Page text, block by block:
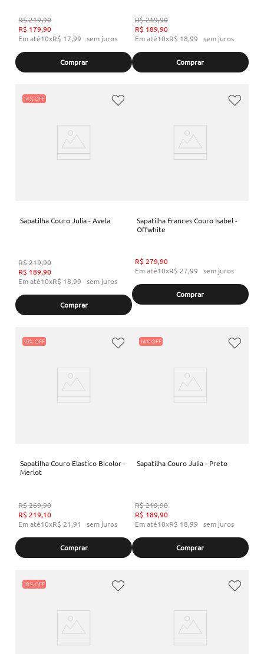
R$219,90
R$ 179,90
Em até10xR$ 17,99 sem juros
Comprar
R$219,90
R$ 189,90
Em até10xR$ 18,99 sem juros
Comprar
14%
Sapatilha Couro Julia - Avela
R$219,90
R$ 189,90
Em até10xR$ 18,99 sem juros
Comprar
Sapatilha Frances Couro Isabel -
Offwhite
R$ 279,90
Em até10xR$ 27,99 sem juros
Comprar
19%
Sapatilha Couro Elastico Bicolor -
Merlot
R$269,90
R$ 219,10
Em até10xR$ 21,91 sem juros
Comprar
14%
Sapatilha Couro Julia - Preto
R$219,90
R$ 189,90
Em até10xR$ 18,99 sem juros
Comprar
18%